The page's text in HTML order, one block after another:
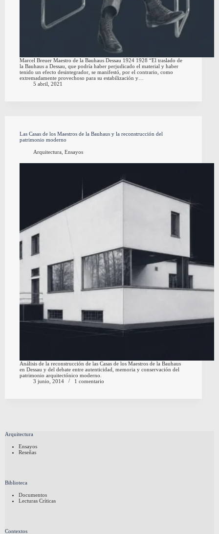
Marcel Breuer Maestro de la Bauhaus Dessau 1924 1928 “El traslado de
la Bauhaus a Dessau, que podría haber perjudicado el material y haber
tenido un efecto desintegrador, se manifestó, por el contrario, como
extremadamente provechoso para su estabilización y…
5 abril, 2021
Las Casas de los Maestros de la Bauhaus y la reconstrucción del
patrimonio moderno
Arquitectura, Ensayos
Análisis de la reconstrucción de las Casas de los Maestros de la Bauhaus
en Dessau y del debate entre autenticidad, memoria y conservación del
patrimonio arquitectónico moderno.
3 junio, 2014
1 comentario
Arquitectura
Ensayos
Reseñas
Biblioteca
Documentos
Lecturas Críticas
Contextos